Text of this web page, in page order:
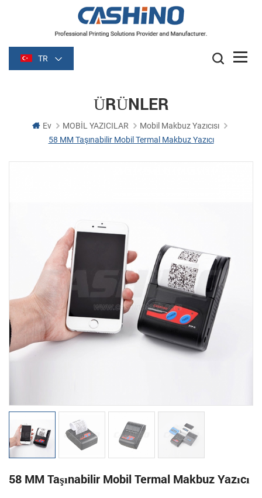
TR
ÜRÜNLER
Ev MOBİL YAZICILAR
Mobil Makbuz Yazıcısı
58 MM Taşınabilir Mobil Termal Makbuz Yazıcı
58 MM Taşınabilir Mobil Termal Makbuz Yazıcı